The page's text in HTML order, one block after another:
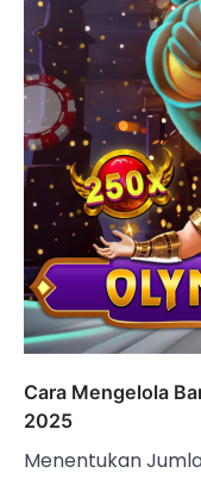
Cara Mengelola
2025
Menentukan